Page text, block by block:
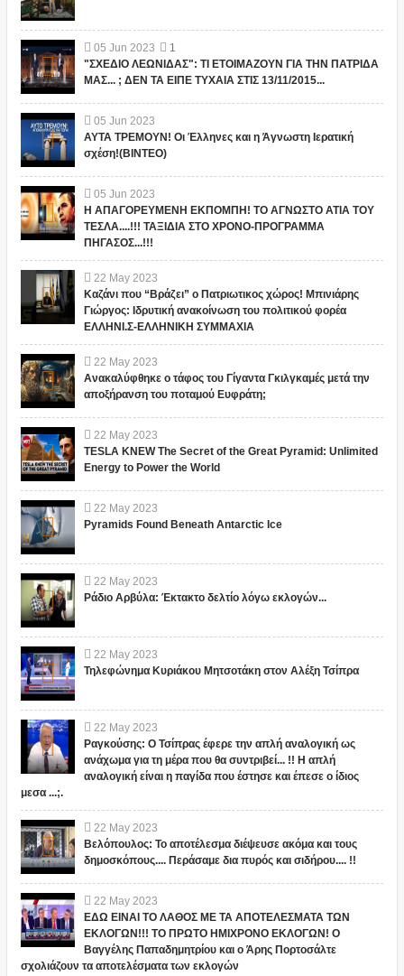
05 Jun 2023
1
"ΣΧΕΔΙΟ ΛΕΩΝΙΔΑΣ": ΤΙ ΕΤΟΙΜΑΖΟΥΝ ΓΙΑ ΤΗΝ ΠΑΤΡΙΔΑ
ΜΑΣ... ; ΔΕΝ ΤΑ ΕΙΠΕ ΤΥΧΑΙΑ ΣΤΙΣ 13/11/2015...
05 Jun 2023
ΑΥΤΑ ΤΡΕΜΟΥΝ! Οι Έλληνες και η Άγνωστη Ιερατική
σχέση!(ΒΙΝΤΕΟ)
05 Jun 2023
Η ΑΠΑΓΟΡΕΥΜΕΝΗ ΕΚΠΟΜΠΗ! ΤΟ ΑΓΝΩΣΤΟ ΑΤΙΑ ΤΟΥ
ΤΕΣΛΑ....!!! ΤΑΞΙΔΙΑ ΣΤΟ ΧΡΟΝΟ-ΠΡΟΓΡΑΜΜΑ
ΠΗΓΑΣΟΣ...!!!
22 May 2023
Καζάνι που “Βράζει” ο Πατριωτικος χώρος! Μπινιάρης
Γιώργος: Ιδρυτική ανακοίνωση του πολιτικού φορέα
ΕΛΛΗΝΙ.Σ-ΕΛΛΗΝΙΚΗ ΣΥΜΜΑΧΙΑ
22 May 2023
Ανακαλύφθηκε ο τάφος του Γίγαντα Γκιλγκαμές μετά την
αποξήρανση του ποταμού Ευφράτη;
22 May 2023
TESLA KNEW The Secret of the Great Pyramid: Unlimited
Energy to Power the World
22 May 2023
Pyramids Found Beneath Antarctic Ice
22 May 2023
Ράδιο Αρβύλα: Έκτακτο δελτίο λόγω εκλογών...
22 May 2023
Τηλεφώνημα Κυριάκου Μητσοτάκη στον Αλέξη Τσίπρα
22 May 2023
Ραγκούσης: Ο Τσίπρας έφερε την απλή αναλογική ως
ανάχωμα για τη μέρα που θα συντριβεί... !! Η απλή
αναλογική είναι η παγίδα που έστησε και έπεσε ο ίδιος
μεσα ...;.
22 May 2023
Βελόπουλος: Το αποτέλεσμα διέψευσε ακόμα και τους
δημοσκόπους.... Περάσαμε δια πυρός και σιδήρου.... !!
22 May 2023
ΕΔΩ ΕΙΝΑΙ ΤΟ ΛΑΘΟΣ ΜΕ ΤΑ ΑΠΟΤΕΛΕΣΜΑΤΑ ΤΩΝ
ΕΚΛΟΓΩΝ!!! ΤΟ ΠΡΩΤΟ ΗΜΙΧΡΟΝΟ ΕΚΛΟΓΩΝ! Ο
Βαγγέλης Παπαδημητρίου και ο Άρης Πορτοσάλτε
σχολιάζουν τα αποτελέσματα των εκλογών